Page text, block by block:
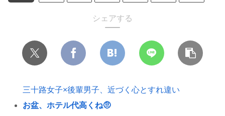
シェアする
三十路女子×後輩男子、近づく心とすれ違い
お盆、ホテル代高くね🤨